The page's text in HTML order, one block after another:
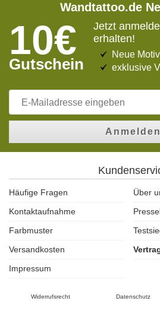
Wandtattoo.de
10€
Gutschein
Jetzt
erhalten!
Neue
exklusive
Anmelden
Häufige Fragen
Über
Kontaktaufnahme
Farbmuster
Versandkosten
Impressum
Widerrufsrecht Datenschutz